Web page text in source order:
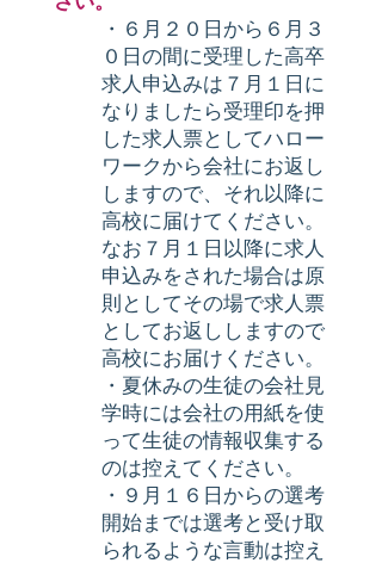
・６月２０日から６月３
０日の間に受理した高卒
求人申込みは７月１日に
なりましたら受理印を押
した求人票としてハロー
ワークから会社にお返し
しますので、それ以降に
高校に届けてください。
なお７月１日以降に求人
申込みをされた場合は原
則としてその場で求人票
としてお返ししますので
高校にお届けください。
・夏休みの生徒の会社見
学時には会社の用紙を使
って生徒の情報収集する
のは控えてください。
・９月１６日からの選考
開始までは選考と受け取
られるような言動は控え